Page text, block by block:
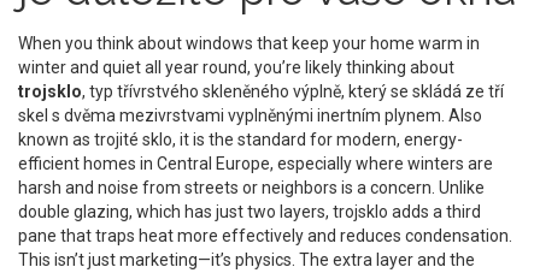
When you think about windows that keep your home warm in
winter and quiet all year round, you’re likely thinking about
trojsklo, typ třívrstvého skleněného výplně, který se skládá ze tří
skel s dvěma mezivrstvami vyplněnými inertním plynem . Also
known as trojité sklo, it is the standard for modern, energy-
efficient homes in Central Europe, especially where winters are
harsh and noise from streets or neighbors is a concern. Unlike
double glazing, which has just two layers, trojsklo adds a third
pane that traps heat more effectively and reduces condensation.
This isn’t just marketing—it’s physics. The extra layer and the